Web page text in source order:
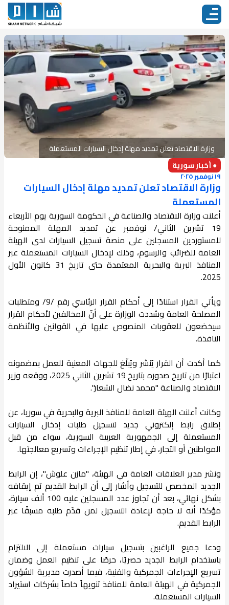
وزارة الاقتصاد تعلن تمديد مهلة إدخال السيارات المستعملة
● أخبار سورية
١٩ نوفمبر ٢٠٢٥
وزارة الاقتصاد تعلن تمديد مهلة إدخال السيارات
المستعملة
أعلنت وزارة الاقتصاد والصناعة في الحكومة السورية يوم الأربعاء
19 تشرين الثاني/ نوفمبر عن تمديد المهلة الممنوحة
للمستوردين المسجلين على منصة تسجيل السيارات لدى الهيئة
العامة للضرائب والرسوم، وذلك لإدخال السيارات المستعملة عبر
المنافذ البرية والبحرية المعتمدة حتى تاريخ 31 كانون الأول
2025.
ويأتي القرار استنادًا إلى أحكام القرار الرئاسي رقم /9/ ومتطلبات
المصلحة العامة وشددت الوزارة على أنّ المخالفين لأحكام القرار
سيخضعون للعقوبات المنصوص عليها في القوانين والأنظمة
النافذة.
كما أكدت أن القرار يُنشر ويُبلّغ للجهات المعنية للعمل بمضمونه
اعتبارًا من تاريخ صدوره بتاريخ 19 تشرين الثاني 2025، ووقعه وزير
الاقتصاد والصناعة "محمد نضال الشعار".
وكانت أعلنت الهيئة العامة للمنافذ البرية والبحرية في سوريا، عن
إطلاق رابط إلكتروني جديد لتسجيل طلبات إدخال السيارات
المستعملة إلى الجمهورية العربية السورية، سواء من قبل
المواطنين أو التجار، في إطار تنظيم الإجراءات وتسريع معالجتها.
ونشر مدير العلاقات العامة في الهيئة، "مازن علوش"، إن الرابط
الجديد المخصص للتسجيل وأشار إلى أن الرابط القديم تم إيقافه
بشكل نهائي، بعد أن تجاوز عدد المسجلين عليه 100 ألف سيارة،
مؤكدًا أنه لا حاجة لإعادة التسجيل لمن قدّم طلبه مسبقًا عبر
الرابط القديم.
ودعا جميع الراغبين بتسجيل سيارات مستعملة إلى الالتزام
باستخدام الرابط الجديد حصريًا، حرصًا على تنظيم العمل وضمان
تسريع الإجراءات الجمركية والفنية، فيما أصدرت مديرية الشؤون
الجمركية في الهيئة العامة للمنافذ تنويهاً خاصاً بشركات استيراد
السيارات المستعملة.